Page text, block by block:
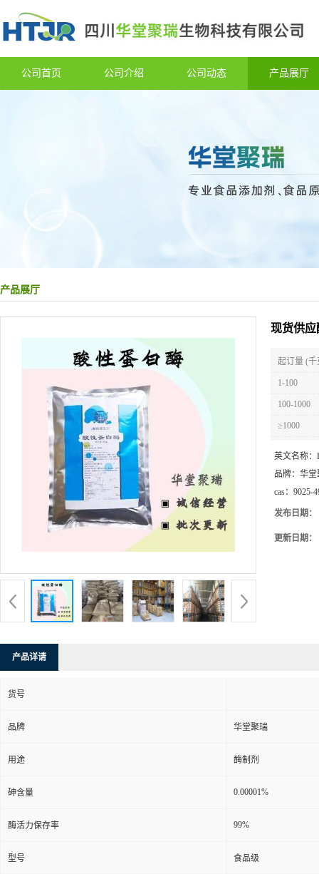
公司首页 公司介绍 公司动态 产品展厅
产品展厅
现货供应
起订量 (千
1-100
100-1000
≥1000
英文名称：
品牌： 华堂
cas： 9025-
发布日期：
更新日期：
产品详请
货号
品牌 华堂聚瑞
用途 酶制剂
砷含量 0.00001%
酶活力保存率 99%
型号 食品级